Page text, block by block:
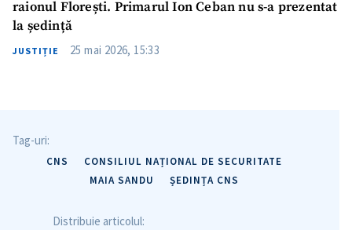
raionul Florești. Primarul Ion Ceban nu s-a prezentat
la ședință
JUSTIȚIE 25 mai 2026, 15:33
Tag-uri:
CNS
CONSILIUL NAȚIONAL DE SECURITATE
MAIA SANDU
ȘEDINȚA CNS
Distribuie articolul: